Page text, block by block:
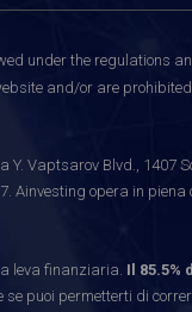
under the regulations
and/or are
Y. Vaptsarov Blvd., 1407
Ainvesting opera in
leva finanziaria. Il 85.5%
puoi permetterti di